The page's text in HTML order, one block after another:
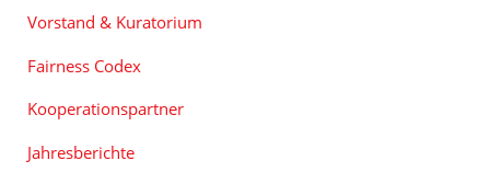
Vorstand & Kuratorium
Fairness Codex
Kooperationspartner
Jahresberichte